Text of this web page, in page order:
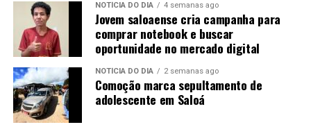
NOTÍCIA DO DIA 4 semanas ago
Jovem saloaense cria campanha para
comprar notebook e buscar
oportunidade no mercado digital
NOTÍCIA DO DIA 2 semanas ago
Comoção marca sepultamento de
adolescente em Saloá